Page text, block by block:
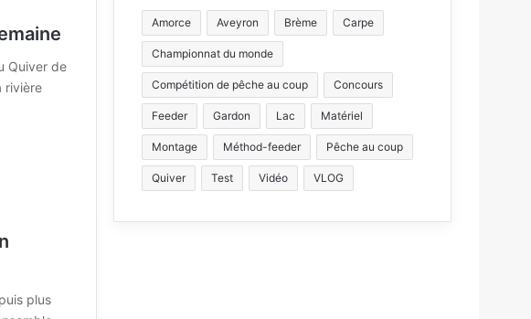
Quiver de
rivière
plus
e
b
o
o
k
T
u
b
e
t
a
g
r
a
m
T
o
Amorce Aveyron Brème Carpe
Championnat du monde
Compétition de pêche au coup Concours
Feeder Gardon Lac Matériel
Montage Méthod-feeder Pêche au coup
Quiver Test Vidéo VLOG